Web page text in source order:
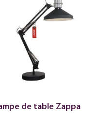
de table Zappa